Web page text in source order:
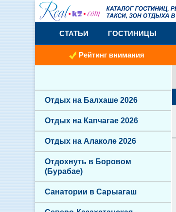
СТАТЬИ ГОСТИНИЦЫ
Рейтинг внимания
Отдых на Балхаше 2026
Отдых на Капчагае 2026
Отдых на Алаколе 2026
Отдохнуть в Боровом
(Бурабае)
Санатории в Сарыагаш